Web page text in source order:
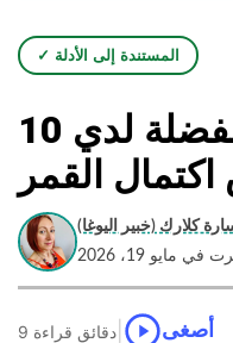
✓ المستندة إلى الأدلة
10 ممارسات يوغا المفضلة لدي
القمر
مايو 19، 2026
9 دقائق قراءة أصغى